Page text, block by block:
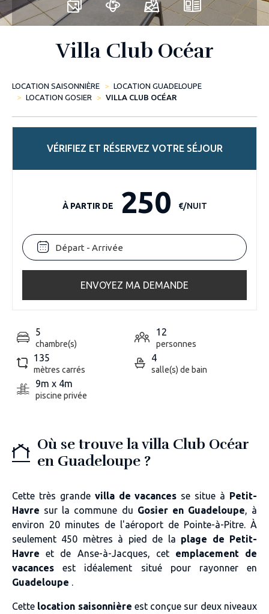
Villa Club Océar
LOCATION SAISONNIÈRE
LOCATION GUADELOUPE
LOCATION GOSIER
VILLA CLUB OCÉAR
VÉRIFIEZ ET RÉSERVEZ VOTRE SÉJOUR
À PARTIR DE 250 €/NUIT
ENVOYEZ MA DEMANDE
5
chambre(s)
12
personnes
135
mètres carrés
4
salle(s) de bain
9m x 4m
piscine privée
Où se trouve la villa Club Océar
en Guadeloupe ?
Cette très grande villa de vacances se situe à Petit-
Havre sur la commune du Gosier en Guadeloupe, à
environ 20 minutes de l'aéroport de Pointe-à-Pitre. À
seulement 450 mètres à pied de la plage de Petit-
Havre et de Anse-à-Jacques, cet emplacement de
vacances est idéalement situé pour rayonner en
Guadeloupe .
Cette location saisonnière est conçue sur deux niveaux